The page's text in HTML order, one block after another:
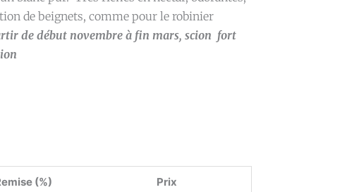
de beignets, comme pour le robinier
de début novembre à fin mars, scion fort
(%) Prix